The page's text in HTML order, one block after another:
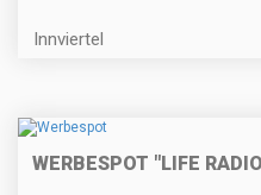
Innviertel
WERBESPOT "LIFE